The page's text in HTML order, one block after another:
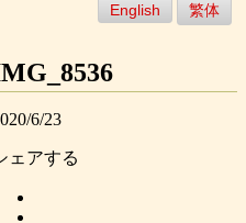
English 繁体
6/23
ェアする